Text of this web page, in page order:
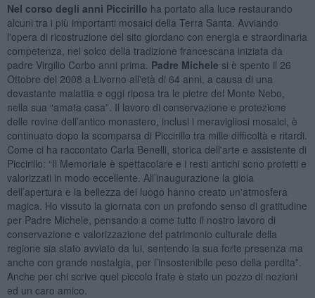
Nel corso degli anni Piccirillo ha portato alla luce restaurando
alcuni tra i più importanti mosaici della Terra Santa. Avviando
l'opera di ricostruzione del sito giordano con energia e straordinaria
competenza, nel solco della tradizione francescana iniziata da
padre Virgilio Corbo anni prima. Padre Michele si è spento il 26
Ottobre del 2008 a Livorno all'età di 64 anni, a causa di una
devastante malattia e oggi riposa tra le pietre del Monte Nebo,
nella sua “amata casa”. Il lavoro di conservazione e protezione
delle rovine dell’antico monastero, inclusi i meravigliosi mosaici, è
continuato dopo la scomparsa di Piccirillo tra mille difficoltà e ritardi.
Come ci ha raccontato Carla Benelli, storica dell'arte e assistente di
Piccirillo: “Il Memoriale è spettacolare e i resti antichi sono protetti e
valorizzati in modo eccellente. All’inaugurazione la gioia
dell’apertura e la bellezza del luogo hanno creato un'atmosfera
magica. Ho vissuto la giornata con un profondo senso di gratitudine
per Padre Michele, pensando a come tutto il nostro lavoro di
conservazione e valorizzazione del patrimonio culturale della
regione sia stato avviato da lui, sentendo la sua forte presenza ma
anche con grande nostalgia, per l’insostenibile peso della perdita”.
Anche per chi scrive quel piccolo frate è stato un pozzo di nozioni
ed un caro amico.